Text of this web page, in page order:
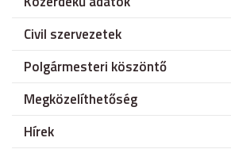
Civil szervezetek
Polgármesteri köszöntő
Megközelíthetőség
Hírek